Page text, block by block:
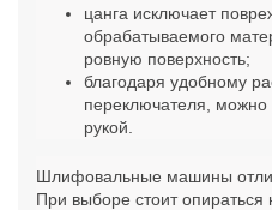
цанга исключает
обрабатываемого
ровную поверхность;
благодаря удобному
переключателя, можно
рукой.
Шлифовальные машины
При выборе стоит опираться